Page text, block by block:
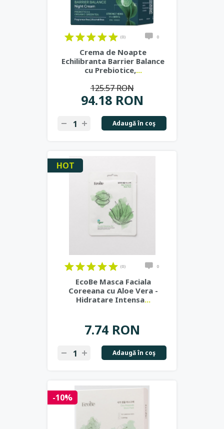
(0) 0
Crema de Noapte
Echilibranta Barrier Balance
cu Prebiotice,...
94.18 RON
125.57 RON
Adaugă în coş
HOT
(0) 0
EcoBe Masca Faciala
Coreeana cu Aloe Vera -
Hidratare Intensa...
7.74 RON
Adaugă în coş
-10%